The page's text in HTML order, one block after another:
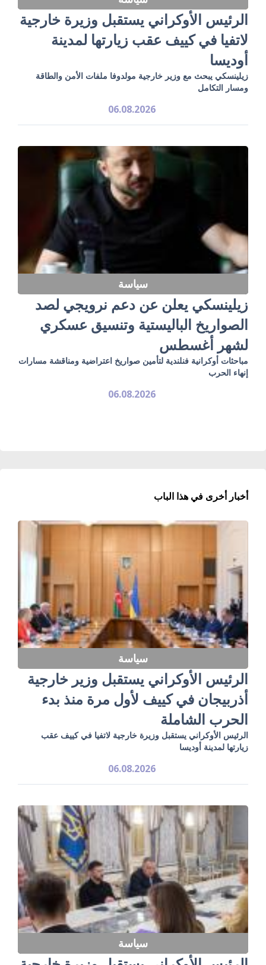
الرئيس الأوكراني يستقبل وزيرة خارجية
لاتفيا في كييف عقب زيارتها لمدينة
أوديسا
زيلينسكي يبحث مع وزير خارجية مولدوفا ملفات الأمن والطاقة
ومسار التكامل
06.08.2026
سياسة
زيلينسكي يعلن عن دعم نرويجي لصد
الصواريخ الباليستية وتنسيق عسكري
لشهر أغسطس
مباحثات أوكرانية فنلندية لتأمين صواريخ اعتراضية ومناقشة مسارات
إنهاء الحرب
06.08.2026
أخبار أخرى في هذا الباب
سياسة
الرئيس الأوكراني يستقبل وزير خارجية
أذربيجان في كييف لأول مرة منذ بدء
الحرب الشاملة
الرئيس الأوكراني يستقبل وزيرة خارجية لاتفيا في كييف عقب
زيارتها لمدينة أوديسا
06.08.2026
سياسة